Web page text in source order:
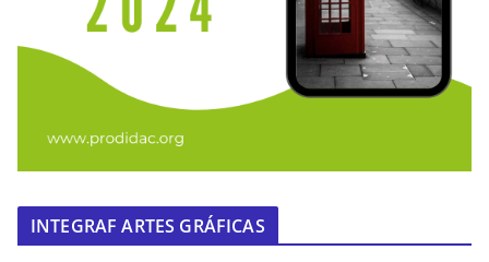
INTEGRAF ARTES GRÁFICAS